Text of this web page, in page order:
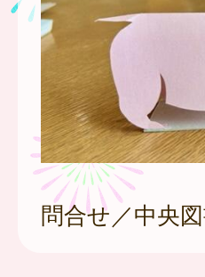
問合せ／中央